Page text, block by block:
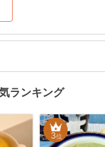
ランキング
3位